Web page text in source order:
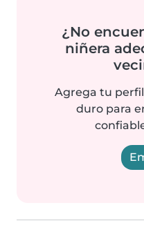
¿No
niñera
Agrega tu
duro para